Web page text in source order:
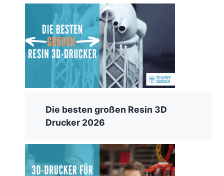
Die besten großen Resin 3D
Drucker 2026